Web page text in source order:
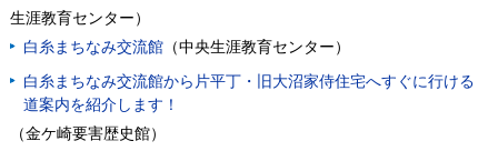
生涯教育センター）
白糸まちなみ交流館（中央生涯教育センター）
白糸まちなみ交流館から片平丁・旧大沼家侍住宅へすぐに行ける
道案内を紹介します！
（金ケ崎要害歴史館）